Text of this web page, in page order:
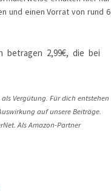
und einen Vorrat von rund 6
betragen 2,99€, die bei
Vergütung. Für dich entstehen
auf unsere Beiträge.
Als Amazon-Partner